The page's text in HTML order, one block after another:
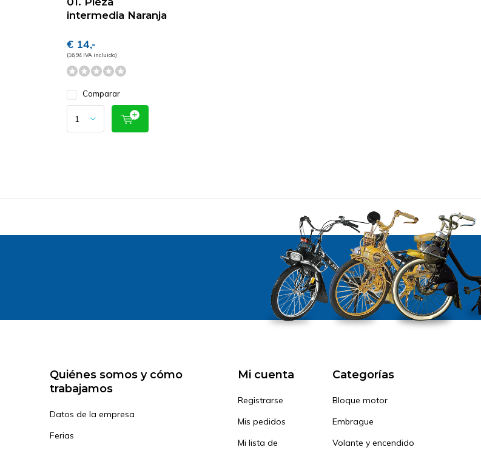
intermedia Naranja
€ 14,-
(16,94 IVA incluido)
Comparar
Quiénes somos y cómo
trabajamos
Datos de la empresa
Ferias
Mi cuenta
Registrarse
Mis pedidos
Mi lista de
Categorías
Bloque motor
Embrague
Volante y encendido